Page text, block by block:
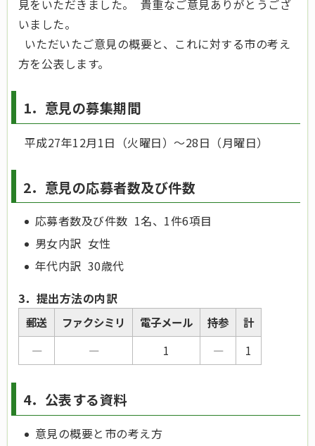
見をいただきました。 貴重なご意見ありがとうござ
いました。
いただいたご意見の概要と、これに対する市の考え
方を公表します。
1．意見の募集期間
平成27年12月1日（火曜日）～28日（月曜日）
2．意見の応募者数及び件数
応募者数及び件数 1名、1件6項目
男女内訳 女性
年代内訳 30歳代
3．提出方法の内訳
郵送 ファクシミリ 電子メール 持参
計
―
― 1 ― 1
4．公表する資料
意見の概要と市の考え方